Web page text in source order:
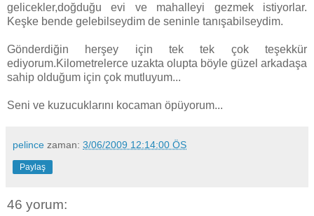
gelicekler,doğduğu evi ve mahalleyi gezmek istiyorlar.
Keşke bende gelebilseydim de seninle tanışabilseydim.
Gönderdiğin herşey için tek tek çok teşekkür
ediyorum.Kilometrelerce uzakta olupta böyle güzel arkadaşa
sahip olduğum için çok mutluyum...
Seni ve kuzucuklarını kocaman öpüyorum...
pelince zaman: 3/06/2009 12:14:00 ÖS
Paylaş
46 yorum: